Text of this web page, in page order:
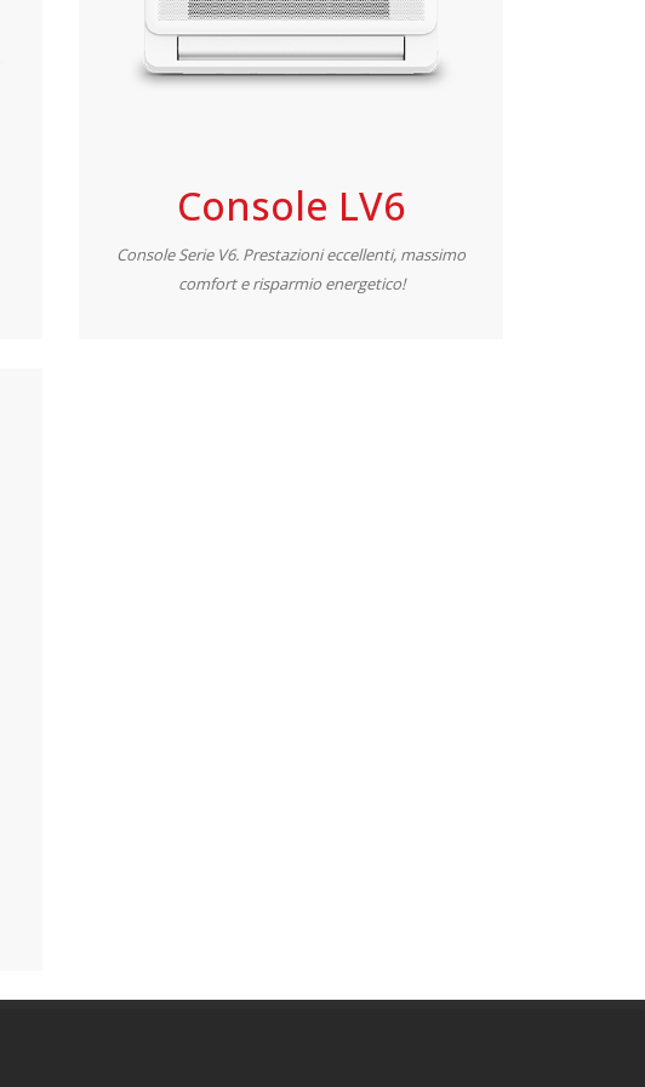
Console LV6
Console Serie V6. Prestazioni eccellenti, massimo
comfort e risparmio energetico!